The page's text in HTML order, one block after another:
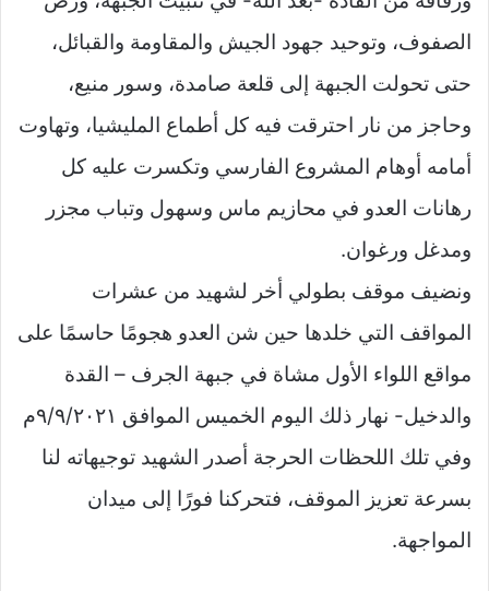
الصفوف، وتوحيد جهود الجيش والمقاومة والقبائل،
حتى تحولت الجبهة إلى قلعة صامدة، وسور منيع،
وحاجز من نار احترقت فيه كل أطماع المليشيا، وتهاوت
أمامه أوهام المشروع الفارسي وتكسرت عليه كل
رهانات العدو في محازيم ماس وسهول وتباب مجزر
ومدغل ورغوان.
ونضيف موقف بطولي أخر لشهيد من عشرات
المواقف التي خلدها حين شن العدو هجومًا حاسمًا على
مواقع اللواء الأول مشاة في جبهة الجرف – القدة
والدخيل- نهار ذلك اليوم الخميس الموافق ٩/٩/٢٠٢١م
وفي تلك اللحظات الحرجة أصدر الشهيد توجيهاته لنا
بسرعة تعزيز الموقف، فتحركنا فورًا إلى ميدان
المواجهة.